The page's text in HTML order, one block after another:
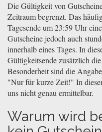
Die Gültigkeit von
Zeitraum begrenzt. Das
Tagesende um 23:59 Uhr
Gutscheine jedoch auch
innerhalb eines Tages. In
Gültigkeitsende zusätzlich
Besonderheit sind die
"Nur für kurze Zeit!" In
uns nicht genau ermittelbar.
Warum wird